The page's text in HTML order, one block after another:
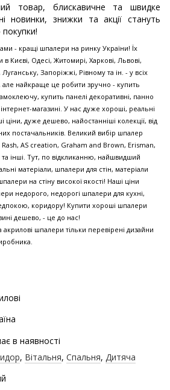
товар, блискавичне та швидке
новинки, знижки та акції стануть
- кращі шпалери на ринку України! Їх
Києві, Одесі, Житомирі, Харкові, Львові,
Запоріжжі, Рівному та ін. - у всіх
але найкраще це робити зручно - купить
купить панелі декоративні, панно
магазині. У нас дуже хороші, реальні
ціни, дуже дешево, найостанніші колекції, від
постачальників. Великий вибір шпалер
Rash, AS creation, Graham and Brown, Erisman,
інші. Тут, по відкликанню, найшвидший
матеріали, шпалери для стін, матеріали
на стіну високої якості! Наші ціни
недорого, недорогі шпалери для кухні,
коридору! Купити хороші шпалери
дешево, - це до нас!
шпалери тільки перевірені дизайни
в наявності
, Вітальня, Спальня, Дитяча